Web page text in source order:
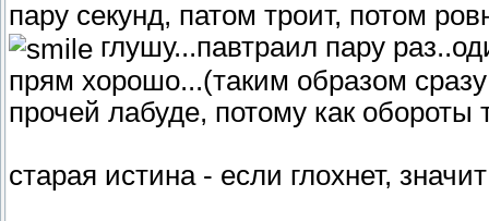
пару секунд, патом троит, потом
глушу...павтраил пару
прям хорошо...(таким образом
прочей лабуде, потому как
старая истина - если глохнет,